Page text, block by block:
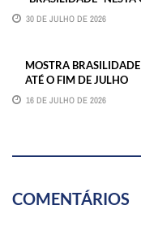
30 DE JULHO DE 2026
MOSTRA
ATÉ O FIM DE JULHO
16 DE JULHO DE 2026
COMENTÁRIOS